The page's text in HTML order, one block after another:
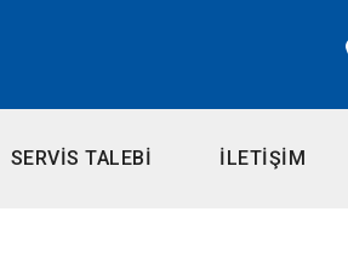
SERVİS TALEBİ İLETİŞİM